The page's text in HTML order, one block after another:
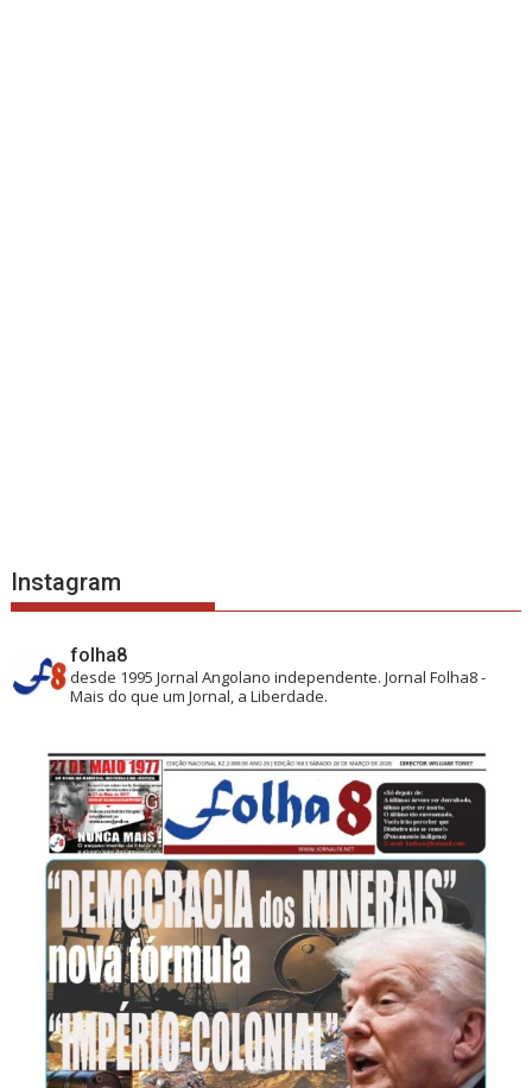
Instagram
folha8
desde 1995 Jornal Angolano independente.Jornal Folha8 -
Mais do que um Jornal, a Liberdade.